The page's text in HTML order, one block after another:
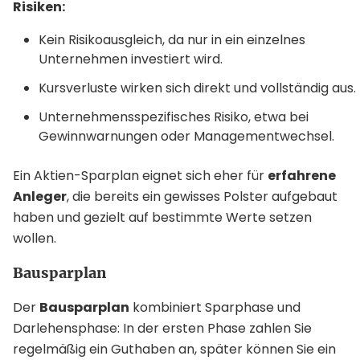
Risiken:
Kein Risikoausgleich, da nur in ein einzelnes
Unternehmen investiert wird.
Kursverluste wirken sich direkt und vollständig aus.
Unternehmensspezifisches Risiko, etwa bei
Gewinnwarnungen oder Managementwechsel.
Ein Aktien-Sparplan eignet sich eher für erfahrene
Anleger, die bereits ein gewisses Polster aufgebaut
haben und gezielt auf bestimmte Werte setzen
wollen.
Bausparplan
Der Bausparplan kombiniert Sparphase und
Darlehensphase: In der ersten Phase zahlen Sie
regelmäßig ein Guthaben an, später können Sie ein